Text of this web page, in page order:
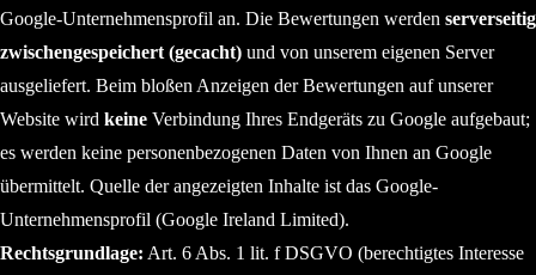
Google-Unternehmensprofil an. Die Bewertungen werden serverseitig
zwischengespeichert (gecacht) und von unserem eigenen Server
ausgeliefert. Beim bloßen Anzeigen der Bewertungen auf unserer
Website wird keine Verbindung Ihres Endgeräts zu Google aufgebaut;
es werden keine personenbezogenen Daten von Ihnen an Google
übermittelt. Quelle der angezeigten Inhalte ist das Google-
Unternehmensprofil (Google Ireland Limited).
Rechtsgrundlage: Art. 6 Abs. 1 lit. f DSGVO (berechtigtes Interesse